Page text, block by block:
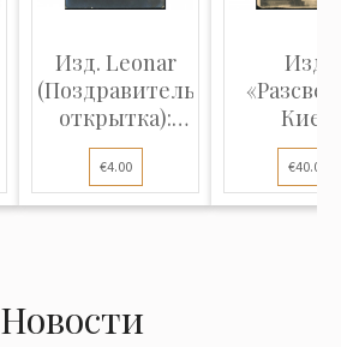
Изд. Leonar
(Поздравительная
открытка):
Пейза...
€4.00
Изд.
Киев
€40.00
Новости